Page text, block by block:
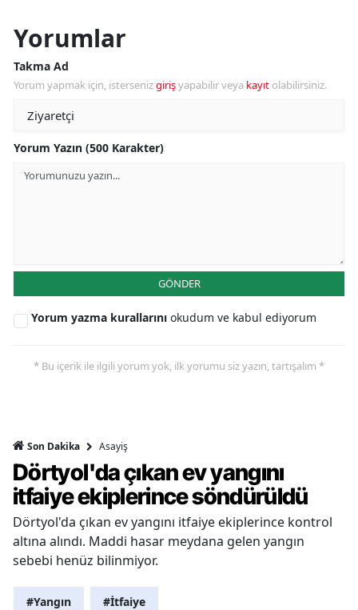
Yorumlar
Takma Ad
Yorum yapmak için, istersenizgirişyapabilir veya kayıt olabilirsiniz.
Yorum Yazın (500 Karakter)
GÖNDER
Yorum yazma kurallarını okudum ve kabul ediyorum
* Bu içerik ile ilgili yorum yok, ilk yorumu siz yazın, tartışalım *
Son Dakika Asayiş
Dörtyol'da çıkan ev yangını
itfaiye ekiplerince söndürüldü
Dörtyol'da çıkan ev yangını itfaiye ekiplerince kontrol
altına alındı. Maddi hasar meydana gelen yangın
sebebi henüz bilinmiyor.
#Yangın #İtfaiye